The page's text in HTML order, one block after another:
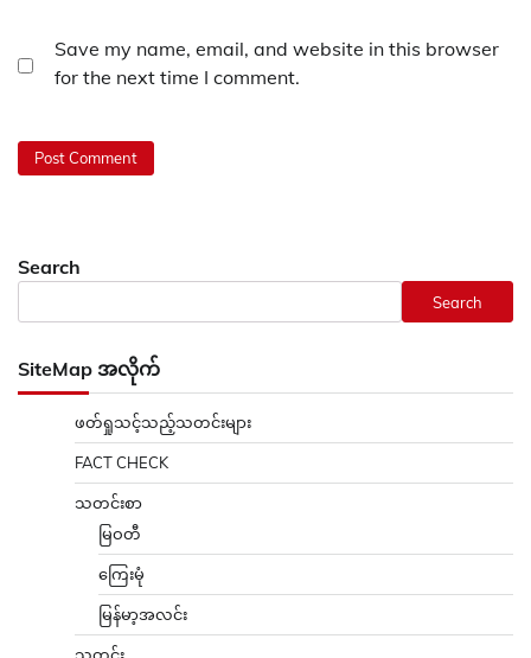
Save my name, email, and website in this browser
for the next time I comment.
Search
Search
SiteMap အလိုက်
ဖတ်ရှုသင့်သည့်သတင်းများ
FACT CHECK
သတင်းစာ
မြဝတီ
ကြေးမုံ
မြန်မာ့အလင်း